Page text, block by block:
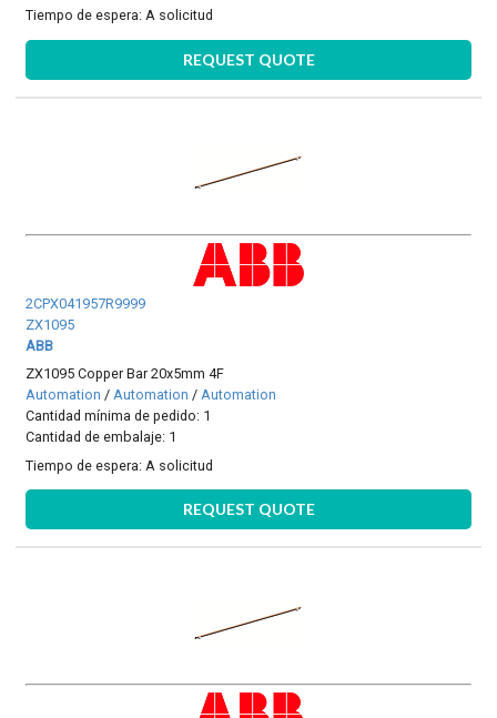
Tiempo de espera:A solicitud
REQUEST QUOTE
2CPX041957R9999
ZX1095
ABB
ZX1095 Copper Bar 20x5mm 4F
Automation /Automation /Automation
Cantidad mínima de pedido: 1
Cantidad de embalaje: 1
Tiempo de espera: A solicitud
REQUEST QUOTE